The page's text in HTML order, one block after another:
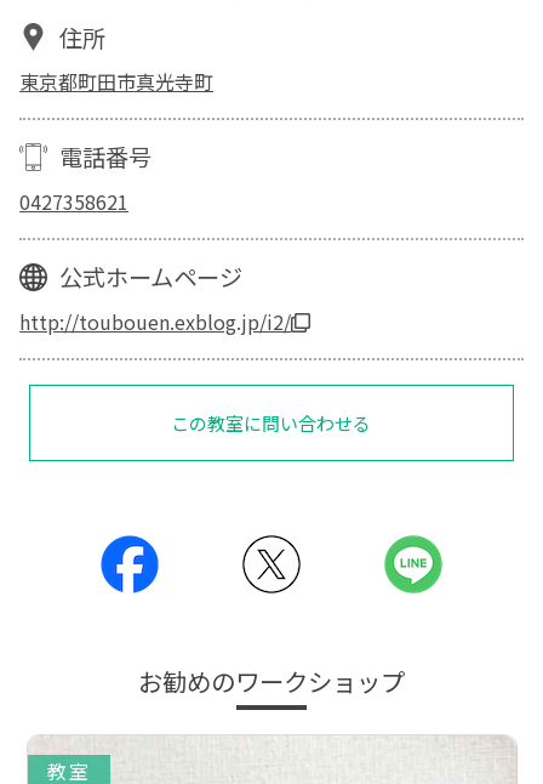
住所
東京都町田市真光寺町
電話番号
0427358621
公式ホームページ
http://toubouen.exblog.jp/i2/
この教室に問い合わせる
お勧めのワークショップ
教室